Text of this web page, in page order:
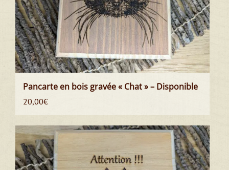
Pancarte en bois gravée « Chat » – Disponible
20,00€